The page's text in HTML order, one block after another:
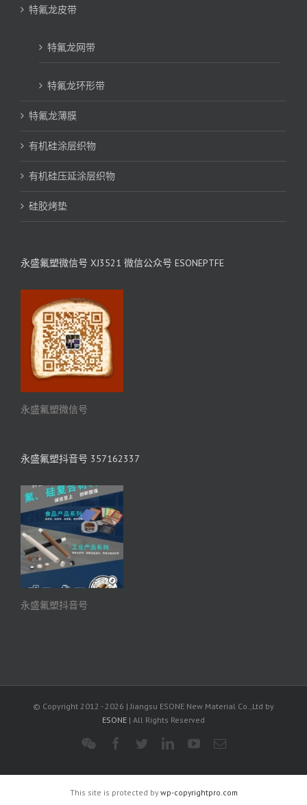
特氟龙皮带
特氟龙网带
特氟龙环形带
特氟龙薄膜
有机硅涂层织物
有机硅压延涂层织物
硅胶烤垫
永盛氟塑微信号 XJ3521 微信公众号 ESONEPTFE
永盛氟塑微信号
永盛氟塑抖音号 357162337
永盛氟塑抖音号
© Copyright 2012 -2026 | Jiangsu ESONE New Material Co.,Ltd by
ESONE | All Rights Reserved
WeChatFacebook
TwitterLinkedInYouTube
电
This site is protected by wp-copyrightpro.com